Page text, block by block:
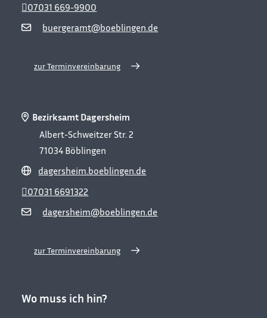
buergeramt@boeblingen.de
07031 669-9900
zur Terminvereinbarung
Bezirksamt Dagersheim
Albert-Schweitzer Str. 2
71034 Böblingen
dagersheim.boeblingen.de
dagersheim@boeblingen.de
07031 6691322
zur Terminvereinbarung
Wo muss ich hin?